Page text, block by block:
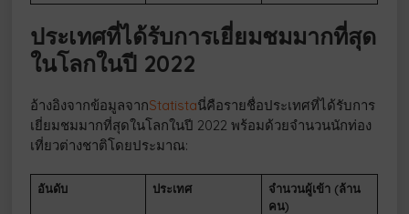
ประเทศที่ได้รับการเยี่ยมชมมากที่สุด
ในโลกในปี 2022
อ้างอิงจากข้อมูลจากStatistaนี่คือรายชื่อประเทศที่ได้รับการ
เยี่ยมชมมากที่สุดในโลกในปี 2022 พร้อมด้วยจำนวนนักท่อง
เที่ยวต่างชาติโดยประมาณ:
อันดับ ประเทศ
จำนวนผู้เข้า (ล้าน
คน)